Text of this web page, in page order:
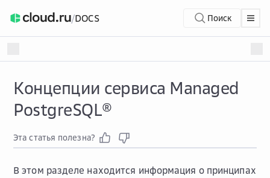
/DOCS Поиск
Концепции сервиса Managed
PostgreSQL®
Эта статья полезна?
В этом разделе находится информация о принципах